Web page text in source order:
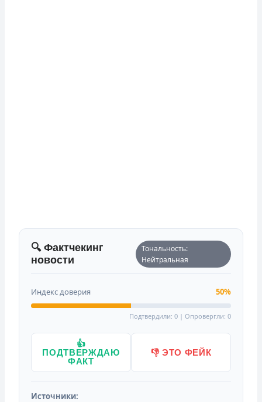
🔍 Фактчекинг
новости
Тональность:
Нейтральная
Индекс доверия 50%
Подтвердили: 0 | Опровергли: 0
👍
ПОДТВЕРЖДАЮ
ФАКТ
👎 ЭТО ФЕЙК
Источники: